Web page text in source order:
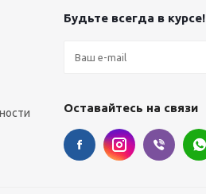
Будьте всегда в курсе!
Оставайтесь на связи